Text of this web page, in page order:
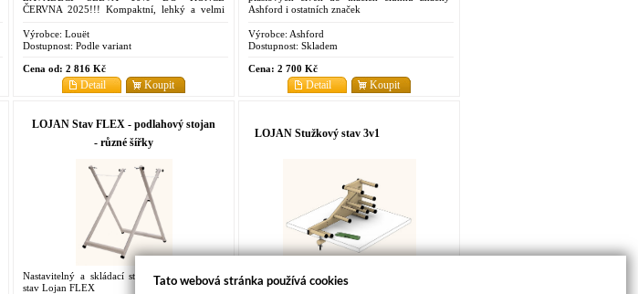
ČERVNA 2025!!! Kompaktní, lehký a velmi
buk, bambus nebo ořech
Výrobce: Louët
Dostupnost: Podle variant
Cena od: 2 816 Kč
Koupit
Detail
Ashford i ostatních značek
Výrobce: Ashford
Dostupnost: Skladem
Cena: 2 700 Kč
Koupit
Detail
LOJAN Stav FLEX - podlahový stojan
- různé šířky
Nastavitelný a skládací stojan pro tkalcovský
stav Lojan FLEX
LOJAN Stužkový stav 3v1
Všestranný stužkový tkalcovský stav je ideální
pro krátké i dlouhé pásky a je také velmi
Tato webová stránka používá cookies